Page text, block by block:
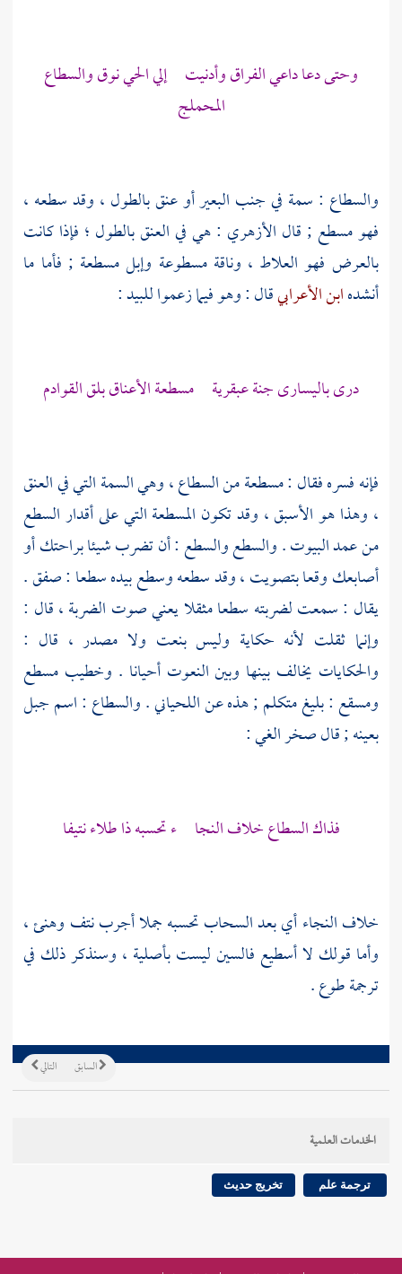
وحتى دعا داعي الفراق وأدنيت إلي الحي نوق والسطاع
المحملج
والسطاع : سمة في جنب البعير أو عنق بالطول ، وقد سطعه ،
فهو مسطع ; قال الأزهري : هي في العنق بالطول ؛ فإذا كانت
بالعرض فهو العلاط ، وناقة مسطوعة وإبل مسطعة ; فأما ما
أنشدهابن الأعرابيقال : وهو فيما زعمواللبيد:
درى باليسارى جنة عبقرية مسطعة الأعناق بلق القوادم
فإنه فسره فقال : مسطعة من السطاع ، وهي السمة التي في العنق
، وهذا هو الأسبق ، وقد تكون المسطعة التي على أقدار السطع
من عمد البيوت . والسطع والسطع : أن تضرب شيئا براحتك أو
أصابعك وقعا بتصويت ، وقد سطعه وسطع بيده سطعا : صفق .
يقال : سمعت لضربته سطعا مثقلا يعني صوت الضربة ، قال :
وإنما ثقلت لأنه حكاية وليس بنعت ولا مصدر ، قال :
والحكايات يخالف بينها وبين النعوت أحيانا . وخطيب مسطع
ومسقع : بليغ متكلم ; هذه عناللحياني. والسطاع : اسم جبل
بعينه ; قالصخر الغي:
فذاك السطاع خلاف النجا ء تحسبه ذا طلاء نتيفا
خلاف النجاء أي بعد السحاب تحسبه جملا أجرب نتف وهنئ ،
وأما قولك لا أسطيع فالسين ليست بأصلية ، وسنذكر ذلك في
ترجمة طوع .
التالي السابق
الخدمات العلمية
ترجمة علم تخريج حديث